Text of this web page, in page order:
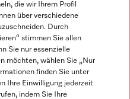
die wir Ihrem Profil
über verschiedene
Durch
stimmen Sie allen
Sie nur essenzielle
möchten, wählen Sie „Nur
finden Sie unter
Ihre Einwilligung jederzeit
indem Sie Ihre